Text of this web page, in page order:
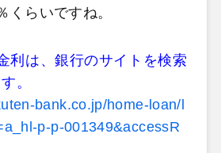
くらいですね。
利は、銀行のサイトを検索
。
bank.co.jp/home-loan/l
p-p-001349&accessR